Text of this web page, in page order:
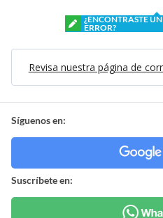
¿ENCONTRASTE UN
ERROR?
Revisa nuestra página de
Síguenos en:
Suscríbete en: